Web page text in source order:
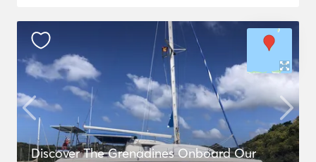
Discover The Grenadines Onboard Our